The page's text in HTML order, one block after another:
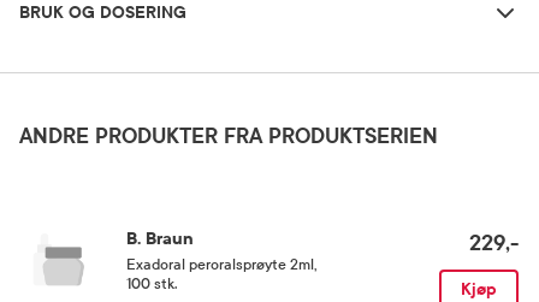
BRUK OG DOSERING
Rom (15-25 grader)
ANDRE PRODUKTER FRA PRODUKTSERIEN
B. Braun
Exadoral peroralsprøyte 2ml
100 stk.
229,-
Kjøp